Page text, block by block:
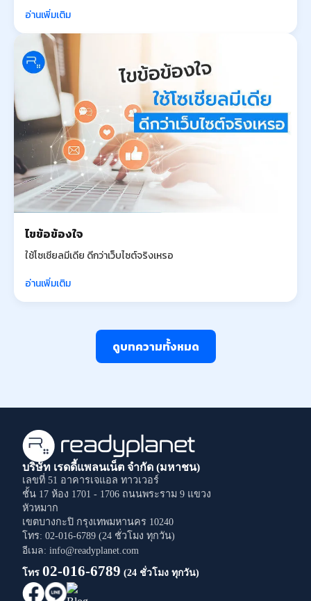
อ่านเพิ่มเติม
ไขข้อข้องใจ
ใช้โซเชียลมีเดีย ดีกว่าเว็บไซต์จริงเหรอ
อ่านเพิ่มเติม
ดูบทความทั้งหมด
บริษัท เรดดี้แพลนเน็ต จำกัด (มหาชน)
เลขที่ 51 อาคารเจแอล ทาวเวอร์
ชั้น 17 ห้อง 1701 - 1706 ถนนพระราม 9 แขวง
หัวหมาก
เขตบางกะปิ กรุงเทพมหานคร 10240
โทร: 02-016-6789 (24 ชั่วโมง ทุกวัน)
อีเมล: info@readyplanet.com
โทร 02-016-6789 (24 ชั่วโมง ทุกวัน)